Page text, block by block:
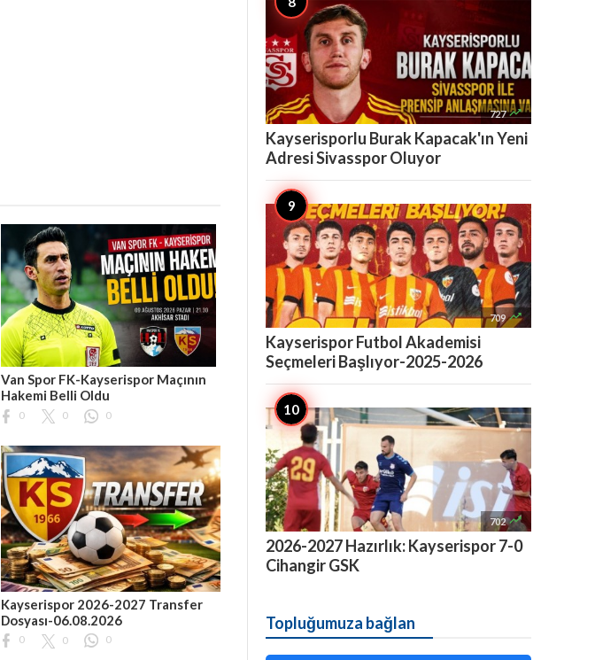
Van Spor FK-Kayserispor Maçının
Hakemi Belli Oldu
0 0 0
Kayserispor 2026-2027 Transfer
Dosyası-06.08.2026
0 0 0
727 
Kayserisporlu Burak Kapacak'ın Yeni
Adresi Sivasspor Oluyor
709 
Kayserispor Futbol Akademisi
Seçmeleri Başlıyor-2025-2026
702 
2026-2027 Hazırlık: Kayserispor 7-0
Cihangir GSK
Topluğumuza bağlan